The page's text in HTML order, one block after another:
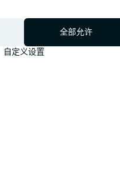
新、更智能、更人性
光而为，探索发展新
全部允许
自定义设置